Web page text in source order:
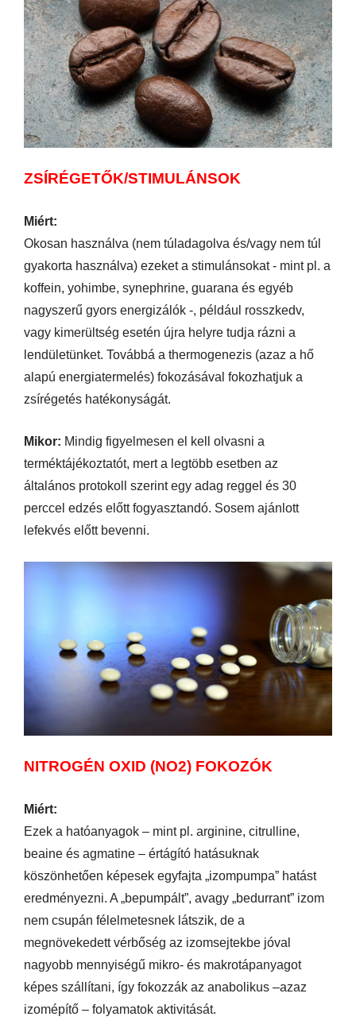
ZSÍRÉGETŐK/STIMULÁNSOK
Miért:
Okosan használva (nem túladagolva és/vagy nem túl
gyakorta használva) ezeket a stimulánsokat - mint pl. a
koffein, yohimbe, synephrine, guarana és egyéb
nagyszerű gyors energizálók -, például rosszkedv,
vagy kimerültség esetén újra helyre tudja rázni a
lendületünket. Továbbá a thermogenezis (azaz a hő
alapú energiatermelés) fokozásával fokozhatjuk a
zsírégetés hatékonyságát.
Mikor: Mindig figyelmesen el kell olvasni a
terméktájékoztatót, mert a legtöbb esetben az
általános protokoll szerint egy adag reggel és 30
perccel edzés előtt fogyasztandó. Sosem ajánlott
lefekvés előtt bevenni.
NITROGÉN OXID (NO2) FOKOZÓK
Miért:
Ezek a hatóanyagok – mint pl. arginine, citrulline,
beaine és agmatine – értágító hatásuknak
köszönhetően képesek egyfajta „izompumpa” hatást
eredményezni. A „bepumpált”, avagy „bedurrant” izom
nem csupán félelmetesnek látszik, de a
megnövekedett vérbőség az izomsejtekbe jóval
nagyobb mennyiségű mikro- és makrotápanyagot
képes szállítani, így fokozzák az anabolikus –azaz
izomépítő – folyamatok aktivitását.